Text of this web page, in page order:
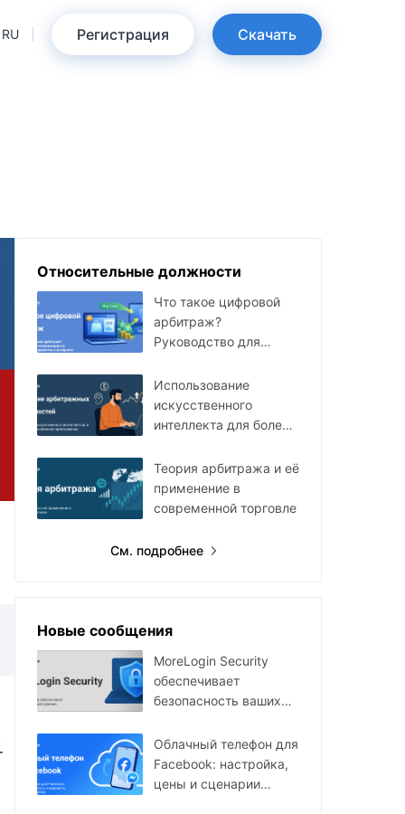
RU Регистрация Скачать
Относительные должности
Что такое цифровой
арбитраж?
Руководство для
онлайн-заработку
Использование
искусственного
интеллекта для более
арбитражных
возможностей
Теория арбитража и её
применение в
современной торговле
См. подробнее
Новые сообщения
MoreLogin Security
обеспечивает
безопасность ваших
Облачный телефон для
Facebook: настройка,
цены и сценарии